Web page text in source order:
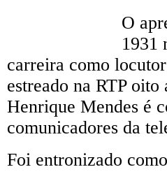
O
1931
carreira como
estreado na RTP
Henrique Mendes é
comunicadores da
Foi entronizado